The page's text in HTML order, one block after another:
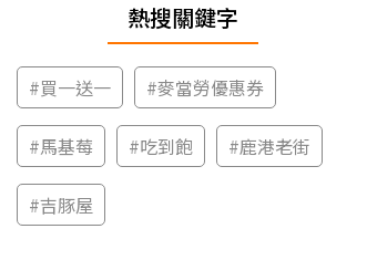
熱搜關鍵字
#買一送一 #麥當勞優惠券
#馬基莓 #吃到飽 #鹿港老街
#吉豚屋